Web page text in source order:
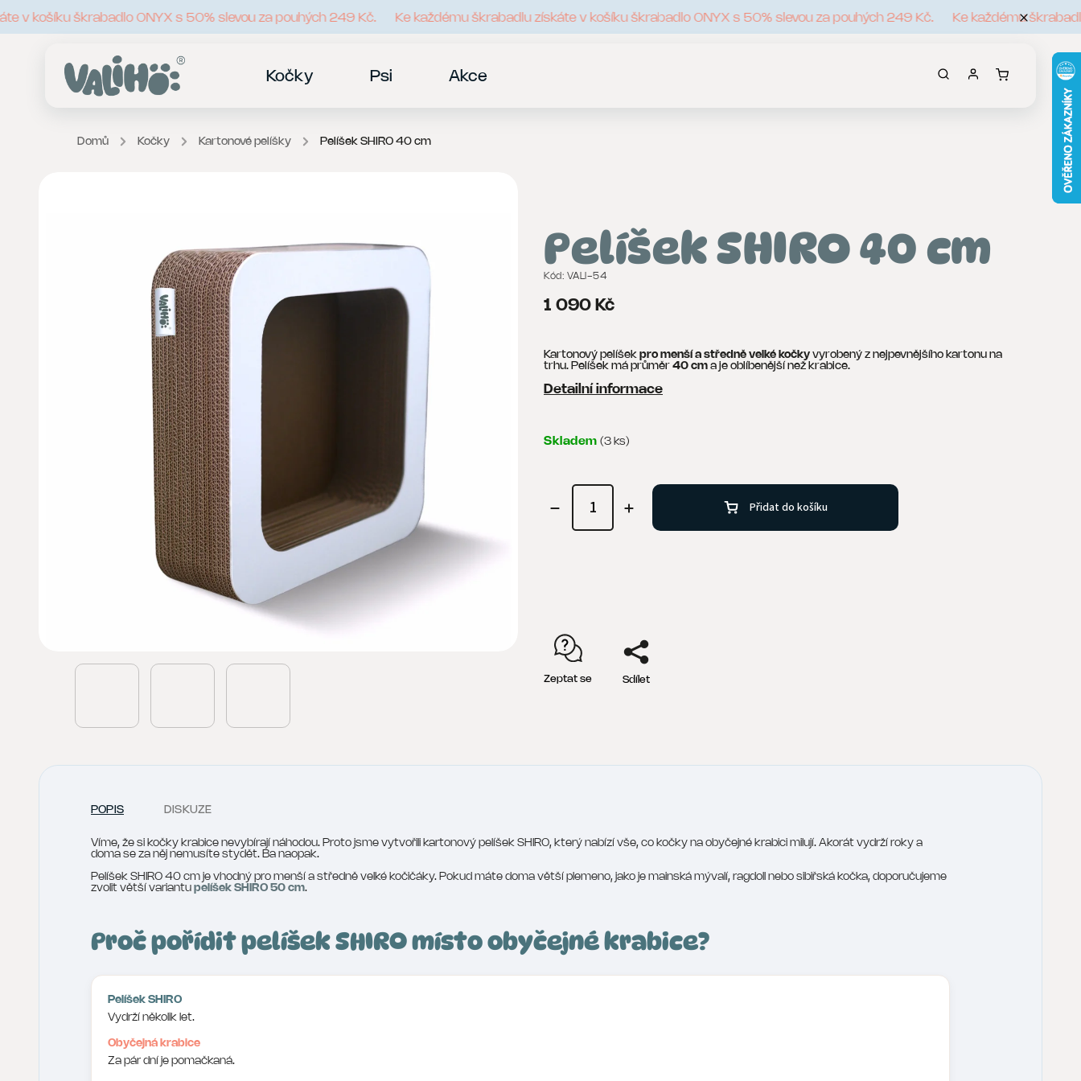
košíku škrabadlo ONYX s 50% slevou za pouhých 249 Kč. Ke každému škrabadlu získáte v košíku škrabadlo ONYX s 50% slevou za pouhých 249 Kč. Ke každému škrabadlu
Kočky Psi Akce
Domů / Kočky / Kartonové pelíšky / Pelíšek SHIRO 40 cm
Pelíšek SHIRO 40 cm
Kód: VALI-54
1 090 Kč
Kartonový pelíšek pro menší a středně velké kočky vyrobený z nejpevnějšího kartonu na
trhu. Pelíšek má průměr 40 cm a je oblíbenější než krabice.
Detailní informace
Skladem (3 ks)
Přidat do košíku
Zeptat se Sdílet
POPIS DISKUZE
Víme, že si kočky krabice nevybírají náhodou. Proto jsme vytvořili kartonový pelíšek SHIRO, který nabízí vše, co kočky na obyčejné krabici milují. Akorát vydrží roky a
doma se za něj nemusíte stydět. Ba naopak.
Pelíšek SHIRO 40 cm je vhodný pro menší a středně velké kočičáky. Pokud máte doma větší plemeno, jako je mainská mývalí, ragdoll nebo sibiřská kočka, doporučujeme
zvolit větší variantu pelíšek SHIRO 50 cm.
Proč pořídit pelíšek SHIRO místo obyčejné krabice?
Pelíšek SHIRO
Vydrží několik let.
Obyčejná krabice
Za pár dní je pomačkaná.